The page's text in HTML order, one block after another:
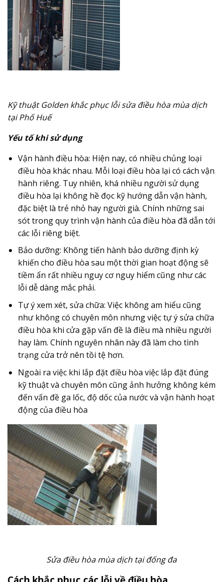
Kỹ thuật Golden khắc phục lỗi sửa điều hòa mùa dịch
tại Phố Huế
Yếu tố khi sử dụng
Vận hành điều hòa: Hiện nay, có nhiều chủng loại
điều hòa khác nhau. Mỗi loại điều hòa lại có cách vận
hành riêng. Tuy nhiên, khá nhiều người sử dụng
điều hòa lại không hề đọc kỹ hướng dẫn vận hành,
đặc biệt là trẻ nhỏ hay người già. Chính những sai
sót trong quy trình vận hành của điều hòa đã dẫn tới
các lỗi riêng biệt.
Bảo dưỡng: Không tiến hành bảo dưỡng định kỳ
khiến cho điều hòa sau một thời gian hoạt động sẽ
tiềm ẩn rất nhiều nguy cơ nguy hiểm cũng như các
lỗi dễ dàng mắc phải.
Tự ý xem xét, sửa chữa: Việc không am hiểu cũng
như không có chuyên môn nhưng việc tự ý sửa chữa
điều hòa khi cửa gặp vấn đề là điều mà nhiều người
hay làm. Chính nguyên nhân này đã làm cho tình
trạng cửa trở nên tồi tệ hơn.
Ngoài ra việc khi lắp đặt điều hòa việc lắp đặt đúng
kỹ thuật và chuyên môn cũng ảnh hưởng không kém
đến vấn đề ga lốc, độ dốc của nước và vận hành hoạt
động của điều hòa
Sửa điều hòa mùa dịch tại đống đa